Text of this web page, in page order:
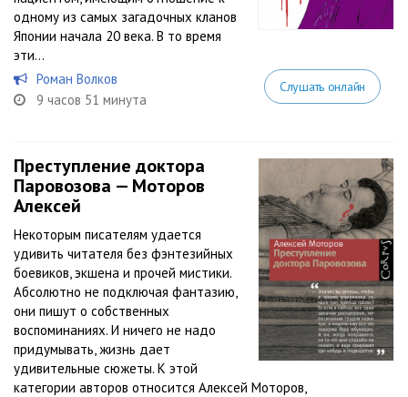
одному из самых загадочных кланов
Японии начала 20 века. В то время
эти...
Роман Волков
9 часов 51 минута
Слушать онлайн
Преступление доктора
Паровозова — Моторов
Алексей
Некоторым писателям удается
удивить читателя без фэнтезийных
боевиков, экшена и прочей мистики.
Абсолютно не подключая фантазию,
они пишут о собственных
воспоминаниях. И ничего не надо
придумывать, жизнь дает
удивительные сюжеты. К этой
категории авторов относится Алексей Моторов,